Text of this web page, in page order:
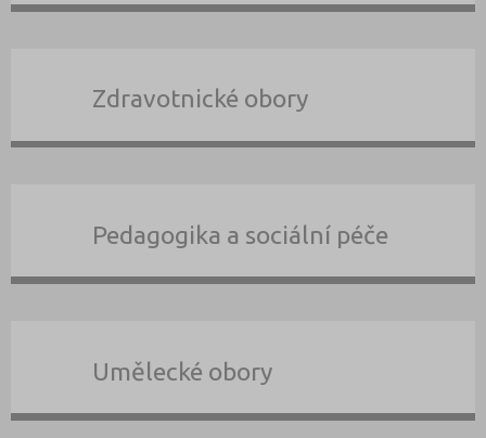
Zdravotnické obory
Pedagogika a sociální péče
Umělecké obory